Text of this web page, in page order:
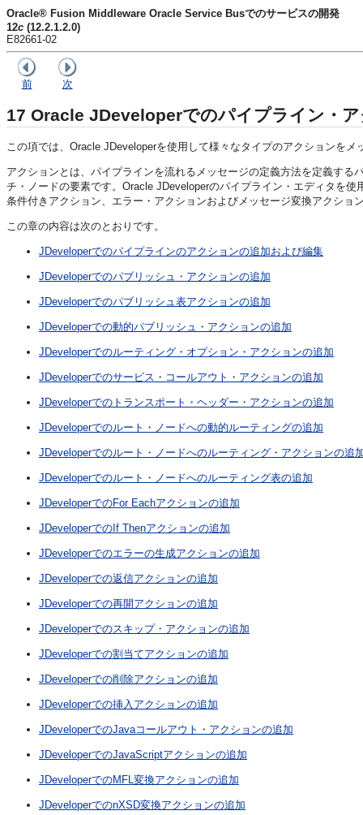
Oracle® Fusion Middleware Oracle Service Busでのサービスの開発
12c (12.2.1.2.0)
E82661-02
前 次
17 Oracle JDeveloperでのパイプライン・
この項では、Oracle JDeveloperを使用して様々なタイプのアクションを
アクションとは、パイプラインを流れるメッセージの定義方法を定義す
チ・ノードの要素です。Oracle JDeveloperのパイプライン・エディタを
条件付きアクション、エラー・アクションおよびメッセージ変換アクショ
この章の内容は次のとおりです。
JDeveloperでのパイプラインのアクションの追加および編集
JDeveloperでのパブリッシュ・アクションの追加
JDeveloperでのパブリッシュ表アクションの追加
JDeveloperでの動的パブリッシュ・アクションの追加
JDeveloperでのルーティング・オプション・アクションの追加
JDeveloperでのサービス・コールアウト・アクションの追加
JDeveloperでのトランスポート・ヘッダー・アクションの追加
JDeveloperでのルート・ノードへの動的ルーティングの追加
JDeveloperでのルート・ノードへのルーティング・アクションの追
JDeveloperでのルート・ノードへのルーティング表の追加
JDeveloperでのFor Eachアクションの追加
JDeveloperでのIf Thenアクションの追加
JDeveloperでのエラーの生成アクションの追加
JDeveloperでの返信アクションの追加
JDeveloperでの再開アクションの追加
JDeveloperでのスキップ・アクションの追加
JDeveloperでの割当てアクションの追加
JDeveloperでの削除アクションの追加
JDeveloperでの挿入アクションの追加
JDeveloperでのJavaコールアウト・アクションの追加
JDeveloperでのJavaScriptアクションの追加
JDeveloperでのMFL変換アクションの追加
JDeveloperでのnXSD変換アクションの追加